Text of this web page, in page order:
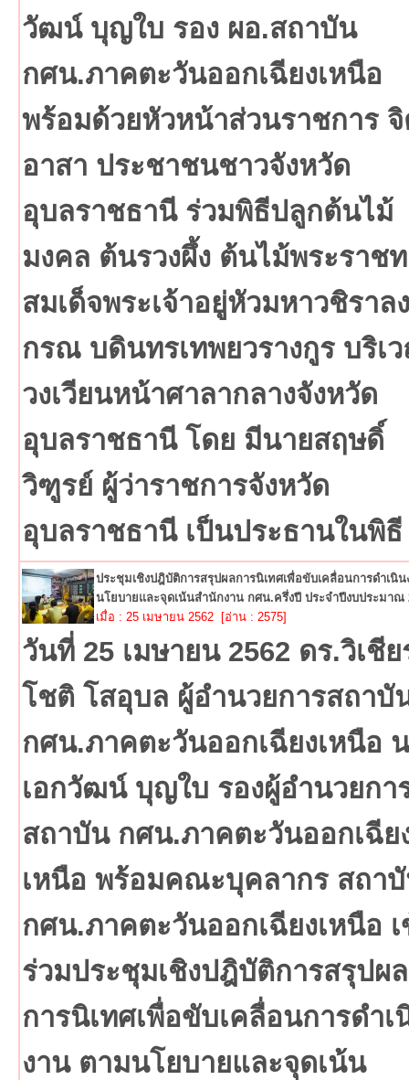
วัฒน์ บุญใบ รอง ผอ.สถาบัน
กศน.ภาคตะวันออกเฉียงเหนือ
พร้อมด้วยหัวหน้าส่วนราชการ
อาสา ประชาชนชาวจังหวัด
อุบลราชธานี ร่วมพิธีปลูกต้นไม้
มงคล ต้นรวงผึ้ง ต้นไม้พระราช
สมเด็จพระเจ้าอยู่หัวมหาวชิราลง
กรณ บดินทรเทพยวรางกูร บริเ
วงเวียนหน้าศาลากลางจังหวัด
อุบลราชธานี โดย มีนายสฤษดิ์
วิฑูรย์ ผู้ว่าราชการจังหวัด
อุบลราชธานี เป็นประธานในพิธี
ประชุมเชิงปฎิบัติการสรุปผลการนิเทศเพื่อขับเคลื่อนการดำเนิ
นโยบายและจุดเน้นสำนักงาน กศน.ครึ่งปี ประจำปีงบประมาณ
เมื่อ : 25 เมษายน 2562 [อ่าน : 2575]
วันที่ 25 เมษายน 2562 ดร.วิเชีย
โชติ โสอุบล ผู้อำนวยการสถาบั
กศน.ภาคตะวันออกเฉียงเหนือ
เอกวัฒน์ บุญใบ รองผู้อำนวยกา
สถาบัน กศน.ภาคตะวันออกเฉีย
เหนือ พร้อมคณะบุคลากร สถา
กศน.ภาคตะวันออกเฉียงเหนือ เ
ร่วมประชุมเชิงปฎิบัติการสรุปผล
การนิเทศเพื่อขับเคลื่อนการดำเ
งาน ตามนโยบายและจุดเน้น